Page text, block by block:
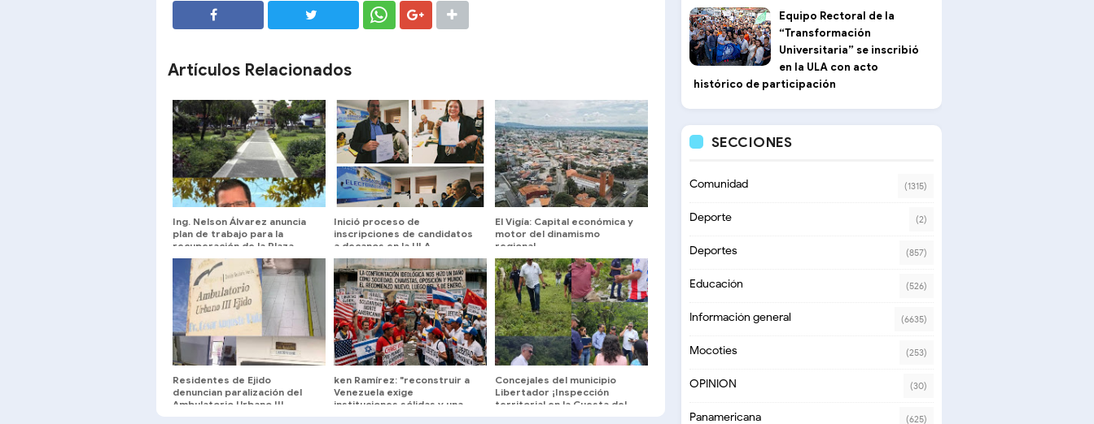
Artículos Relacionados
Ing. Nelson Álvarez anuncia
plan de trabajo para la
recuperación de la Plaza
Bolívar de Mérida
Inició proceso de
inscripciones de candidatos
a decanos en la ULA
El Vigía: Capital económica y
motor del dinamismo
regional
Residentes de Ejido
denuncian paralización del
Ambulatorio Urbano III
ken Ramírez: "reconstruir a
Venezuela exige
instituciones sólidas y una
Concejales del municipio
Libertador ¡Inspección
territorial en la Cuesta del
Equipo Rectoral de la
“Transformación
Universitaria” se inscribió
en la ULA con acto
histórico de participación
SECCIONES
Comunidad (1315)
Deporte (2)
Deportes (857)
Educación (526)
Información general (6635)
Mocoties (253)
OPINION (30)
Panamericana (625)